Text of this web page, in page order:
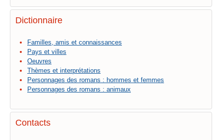
Dictionnaire
Familles, amis et connaissances
Pays et villes
Oeuvres
Thèmes et interprétations
Personnages des romans : hommes et femmes
Personnages des romans : animaux
Contacts